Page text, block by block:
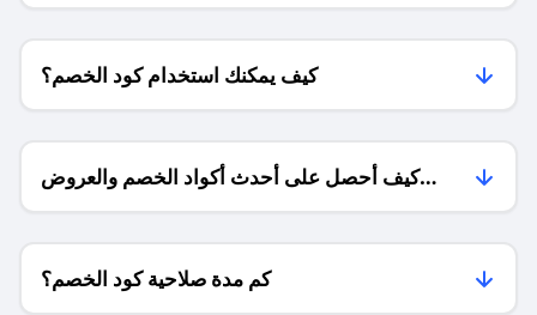
كيف يمكنك استخدام كود الخصم؟
كيف أحصل على أحدث أكواد الخصم والعروض
للمتاجر؟
كم مدة صلاحية كود الخصم؟